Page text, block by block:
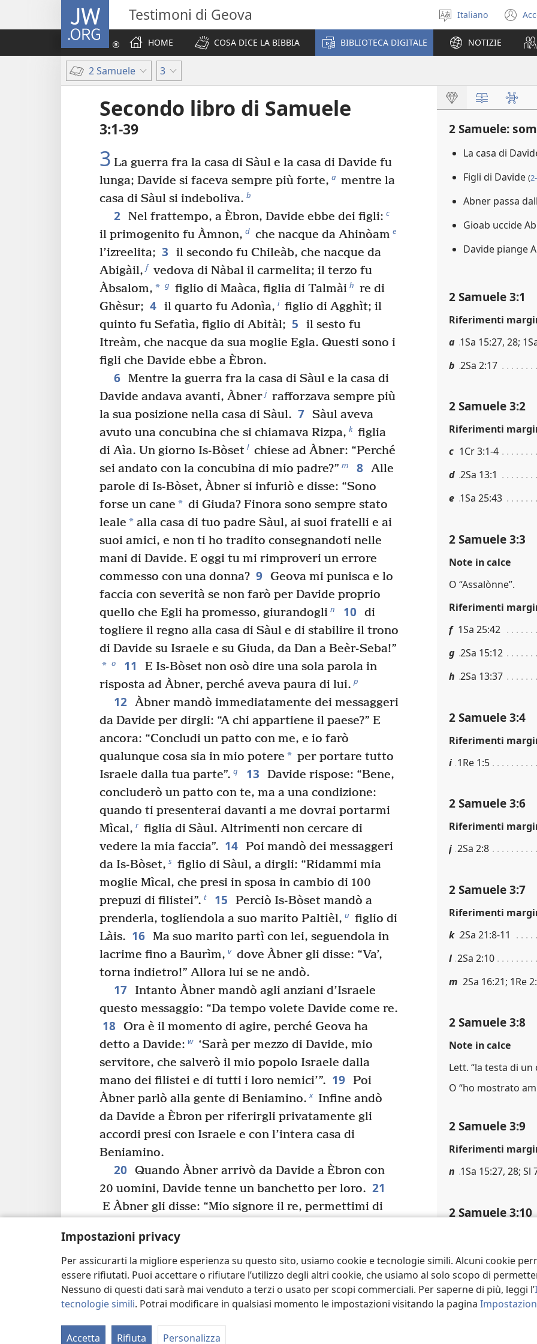
Impostazioni privacy
Per assicurarti la migliore esperienza su questo sito, usiamo cookie e tecnologie simili. Alcuni cookie
essere rifiutati. Puoi accettare o rifiutare l’utilizzo degli altri cookie, che usiamo al solo scopo di
Nessuno di questi dati sarà mai venduto a terzi o usato per scopi commerciali. Per saperne di più, leggi l’
tecnologie simili. Potrai modificare in qualsiasi momento le impostazioni visitando la pagina
Accetta Rifiuta Personalizza
JW.ORG Testimoni di Geova
Seleziona
la
lingua
Italiano
HOME
COSA DICE LA BIBBIA BIBLIOTECA DIGITALE NOTIZIE
2 Samuele 3
Secondo libro di Samuele
3:1-39
3 La guerra fra la casa di Sàul e la casa di Davide fu
lunga; Davide si faceva sempre più forte, a mentre la
casa di Sàul si indeboliva. b
2 Nel frattempo, a Èbron, Davide ebbe dei figli: c
il primogenito fu Àmnon, d che nacque da Ahinòam e
l’izreelita; 3
il secondo fu Chileàb, che nacque da
Abigàil, f vedova di Nàbal il carmelita; il terzo fu
Àbsalom, * g figlio di Maàca, figlia di Talmài h re di
Ghèsur; 4 il quarto fu Adonìa, i figlio di Agghìt; il
quinto fu Sefatìa, figlio di Abitàl; 5
il sesto fu
Itreàm, che nacque da sua moglie Egla. Questi sono i
figli che Davide ebbe a Èbron.
6 Mentre la guerra fra la casa di Sàul e la casa di
Davide andava avanti, Àbner j rafforzava sempre più
la sua posizione nella casa di Sàul. 7 Sàul aveva
avuto una concubina che si chiamava Rizpa, k figlia
di Aìa. Un giorno Is-Bòset l chiese ad Àbner: “Perché
sei andato con la concubina di mio padre?” m 8 Alle
parole di Is-Bòset, Àbner si infuriò e disse: “Sono
forse un cane * di Giuda? Finora sono sempre stato
leale * alla casa di tuo padre Sàul, ai suoi fratelli e ai
suoi amici, e non ti ho tradito consegnandoti nelle
mani di Davide. E oggi tu mi rimproveri un errore
commesso con una donna? 9 Geova mi punisca e lo
faccia con severità se non farò per Davide proprio
quello che Egli ha promesso, giurandogli n 10 di
togliere il regno alla casa di Sàul e di stabilire il trono
di Davide su Israele e su Giuda, da Dan a Beèr-Seba!”
* o 11
E Is-Bòset non osò dire una sola parola in
risposta ad Àbner, perché aveva paura di lui. p
12 Àbner mandò immediatamente dei messaggeri
da Davide per dirgli: “A chi appartiene il paese?” E
ancora: “Concludi un patto con me, e io farò
qualunque cosa sia in mio potere * per portare tutto
Israele dalla tua parte”. q 13
Davide rispose: “Bene,
concluderò un patto con te, ma a una condizione:
quando ti presenterai davanti a me dovrai portarmi
Mìcal, r figlia di Sàul. Altrimenti non cercare di
vedere la mia faccia”. 14 Poi mandò dei messaggeri
da Is-Bòset, s figlio di Sàul, a dirgli: “Ridammi mia
moglie Mìcal, che presi in sposa in cambio di 100
prepuzi di filistei”. t 15
Perciò Is-Bòset mandò a
prenderla, togliendola a suo marito Paltièl, u figlio di
Làis. 16 Ma suo marito partì con lei, seguendola in
lacrime fino a Baurìm, v dove Àbner gli disse: “Va’,
torna indietro!” Allora lui se ne andò.
17 Intanto Àbner mandò agli anziani d’Israele
questo messaggio: “Da tempo volete Davide come re.
18 Ora è il momento di agire, perché Geova ha
detto a Davide: w ‘Sarà per mezzo di Davide, mio
servitore, che salverò il mio popolo Israele dalla
mano dei filistei e di tutti i loro nemici’”. 19 Poi
Àbner parlò alla gente di Beniamino. x Infine andò
da Davide a Èbron per riferirgli privatamente gli
accordi presi con Israele e con l’intera casa di
Beniamino.
20 Quando Àbner arrivò da Davide a Èbron con
20 uomini, Davide tenne un banchetto per loro. 21
E Àbner gli disse: “Mio signore il re, permettimi di
farà un patto con te, e tu sarai re su tutto ciò che
desideri”.*Davide poi congedò Àbner, il quale se ne
andò in pace.
22 Proprio allora i servitori di Davide tornarono
bottino. Àbner non era più a Èbron, perché Davide lo
2 Samuele:
La casa di
Figli di Davide (
Abner passa
Gioab uccide
Davide piange
2 Samuele 3:1
Riferimenti
a 1Sa 15:27, 28;
b 2Sa 2:17
2 Samuele 3:2
Riferimenti
c 1Cr 3:1-4
d 2Sa 13:1
e 1Sa 25:43
2 Samuele 3:3
Note in calce
O “Assalònne”.
Riferimenti
f 1Sa 25:42
g 2Sa 15:12
h 2Sa 13:37
2 Samuele 3:4
Riferimenti
i 1Re 1:5
2 Samuele 3:6
Riferimenti
j 2Sa 2:8
2 Samuele 3:7
Riferimenti
k 2Sa 21:8-11
l 2Sa 2:10
m 2Sa 16:21; 1Re
2 Samuele 3:8
Note in calce
Lett. “la testa di un
O “ho mostrato
2 Samuele 3:9
Riferimenti
n 1Sa 15:27, 28; Sl
2 Samuele 3:10
O “Bersabèa”.
Riferimenti
o Gdc 20:1; 2Sa